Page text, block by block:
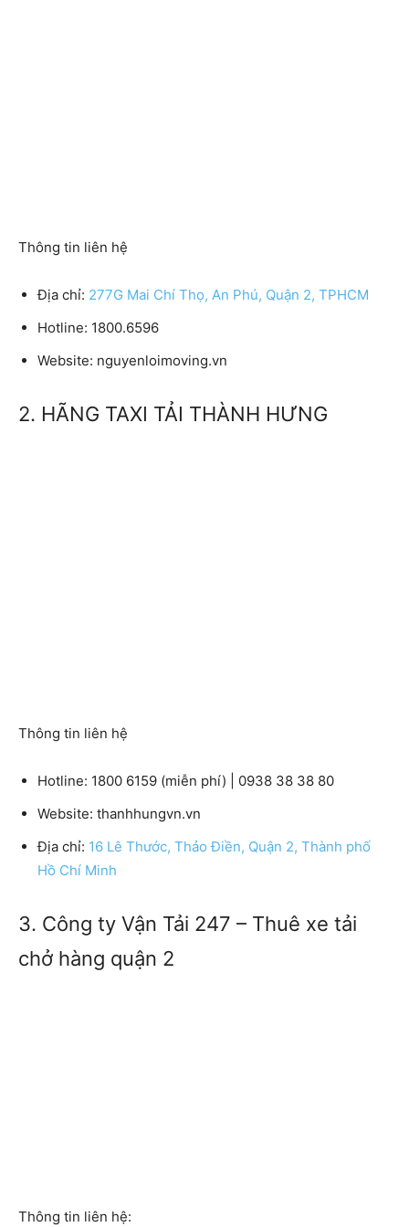
Thông tin liên hệ
Địa chỉ: 277G Mai Chí Thọ, An Phú, Quận 2, TPHCM
Hotline: 1800.6596
Website: nguyenloimoving.vn
2. HÃNG TAXI TẢI THÀNH HƯNG
Thông tin liên hệ
Hotline: 1800 6159 (miễn phí) | 0938 38 38 80
Website: thanhhungvn.vn
Địa chỉ: 16 Lê Thước, Thảo Điền, Quận 2, Thành phố
Hồ Chí Minh
3. Công ty Vận Tải 247 – Thuê xe tải
chở hàng quận 2
Thông tin liên hệ: